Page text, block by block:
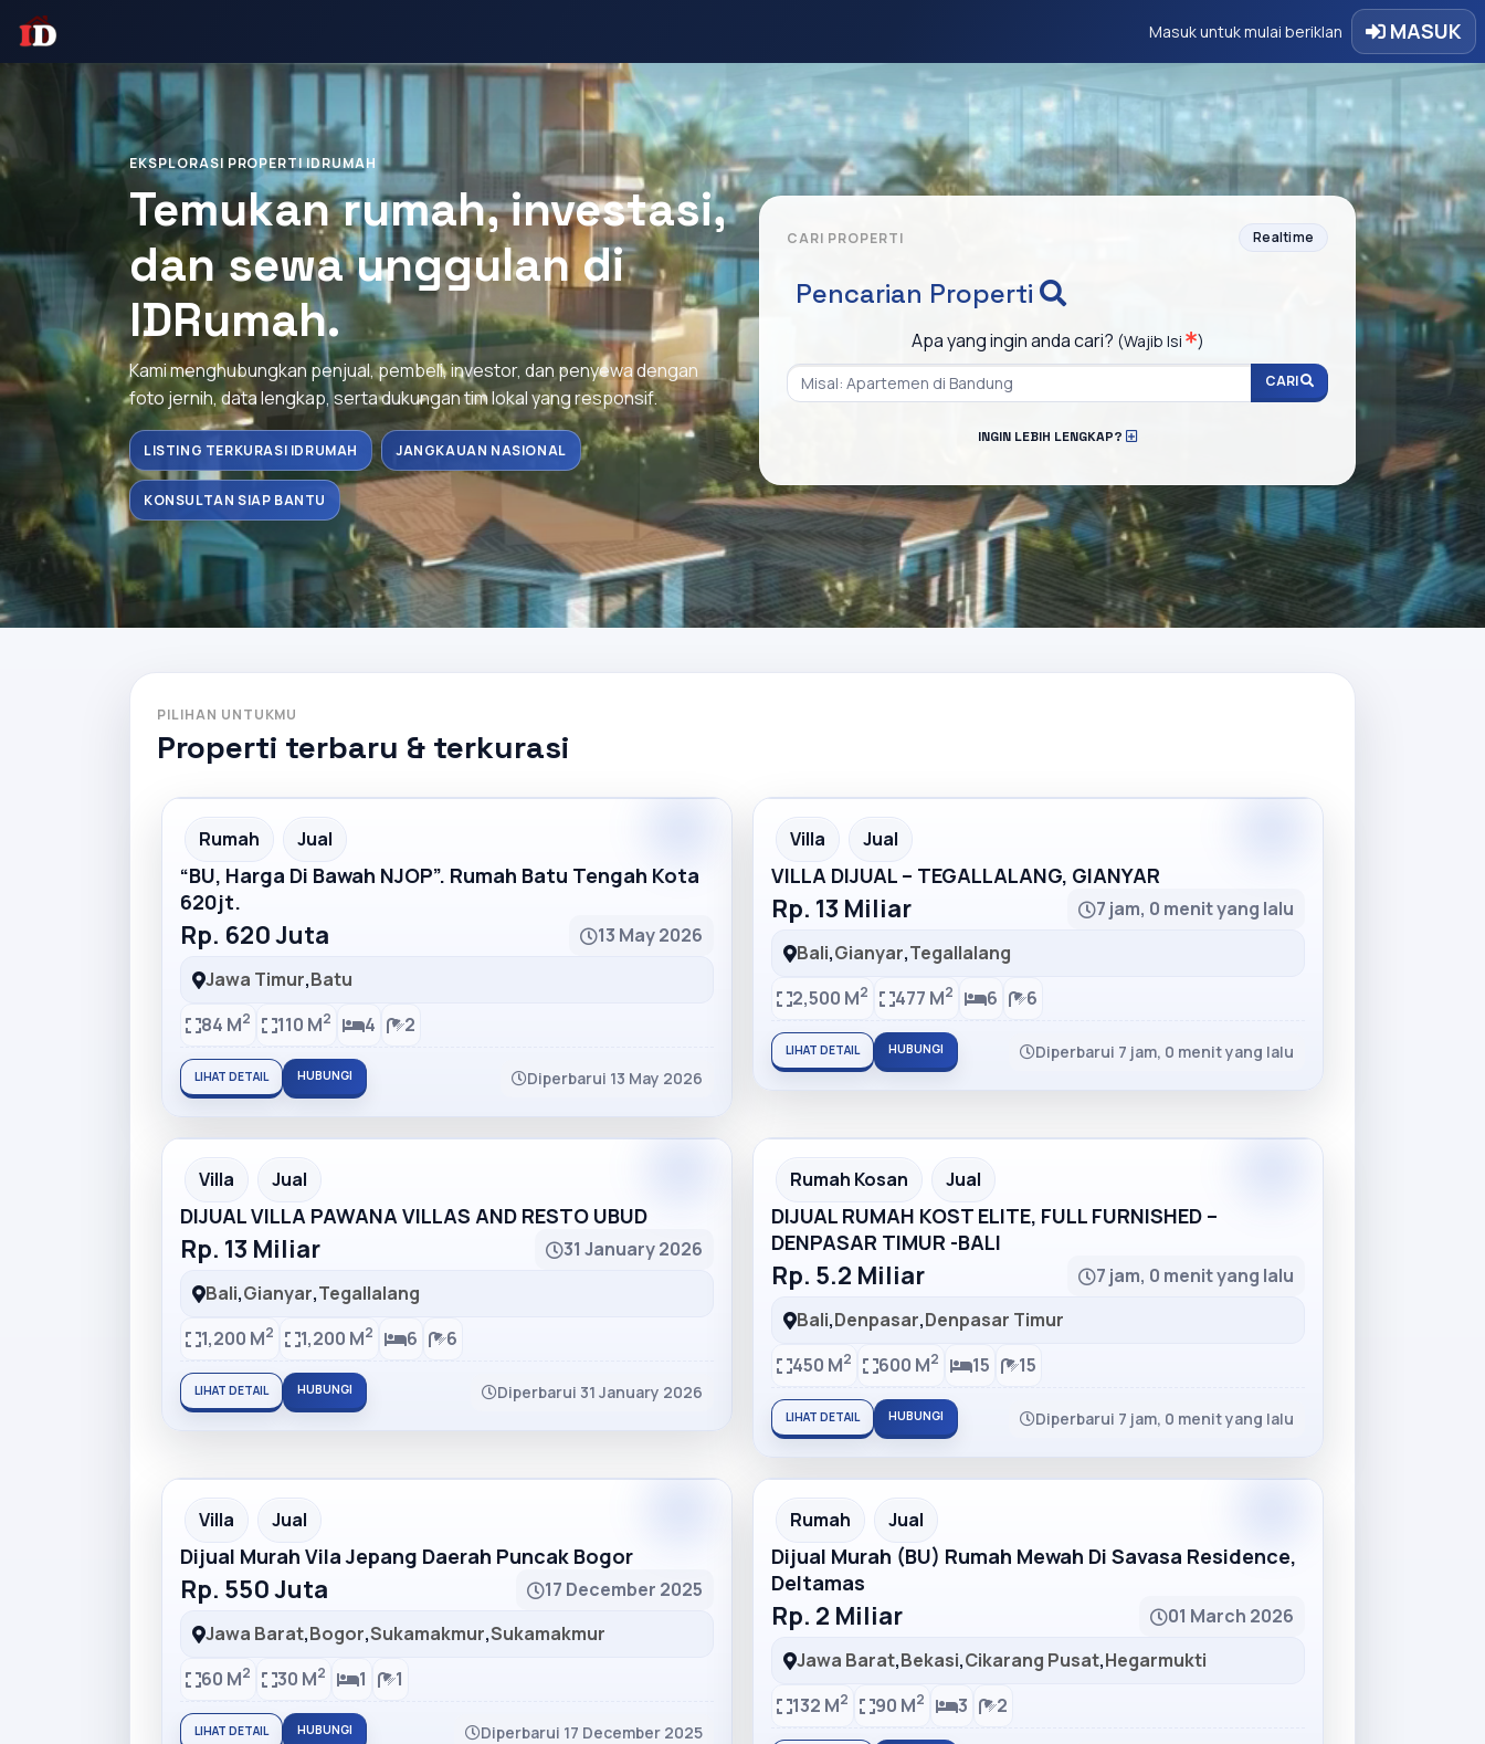
Masuk untuk mulai beriklan MASUK
EKSPLORASI PROPERTI IDRUMAH
Temukan rumah, investasi,
dan sewa unggulan di
IDRumah.
Kami menghubungkan penjual, pembeli, investor, dan penyewa dengan
foto jernih, data lengkap, serta dukungan tim lokal yang responsif.
LISTING TERKURASI IDRUMAH JANGKAUAN NASIONAL
KONSULTAN SIAP BANTU
CARI PROPERTI Realtime
Pencarian Properti
Apa yang ingin anda cari? (Wajib Isi )
CARI
INGIN LEBIH LENGKAP?
PILIHAN UNTUKMU
Properti terbaru & terkurasi
Partner Ad
Rumah Jual
“BU, Harga Di Bawah NJOP”. Rumah Batu Tengah Kota
620jt.
Rp. 620 Juta
13 May 2026
Jawa Timur,Batu
84 M2 110 M2 4 2
LIHAT DETAIL HUBUNGI Diperbarui 13 May 2026
Partner Ad
Villa Jual
VILLA DIJUAL – TEGALLALANG, GIANYAR
Rp. 13 Miliar
7 jam, 0 menit yang lalu
Bali,Gianyar,Tegallalang
2,500 M2 477 M2 6 6
LIHAT DETAIL HUBUNGI Diperbarui 7 jam, 0 menit yang lalu
Partner Ad
Villa Jual
DIJUAL VILLA PAWANA VILLAS AND RESTO UBUD
Rp. 13 Miliar
31 January 2026
Bali,Gianyar,Tegallalang
1,200 M2 1,200 M2 6 6
LIHAT DETAIL HUBUNGI Diperbarui 31 January 2026
Partner Ad
Rumah Kosan Jual
DIJUAL RUMAH KOST ELITE, FULL FURNISHED –
DENPASAR TIMUR -BALI
Rp. 5.2 Miliar
7 jam, 0 menit yang lalu
Bali,Denpasar,Denpasar Timur
450 M2 600 M2 15 15
LIHAT DETAIL HUBUNGI Diperbarui 7 jam, 0 menit yang lalu
Partner Ad
Villa Jual
Dijual Murah Vila Jepang Daerah Puncak Bogor
Rp. 550 Juta
17 December 2025
Jawa Barat,Bogor,Sukamakmur,Sukamakmur
60 M2 30 M2 1 1
LIHAT DETAIL HUBUNGI Diperbarui 17 December 2025
Partner Ad
Rumah Jual
Dijual Murah (BU) Rumah Mewah Di Savasa Residence,
Deltamas
Rp. 2 Miliar
01 March 2026
Jawa Barat,Bekasi,Cikarang Pusat,Hegarmukti
132 M2 90 M2 3 2